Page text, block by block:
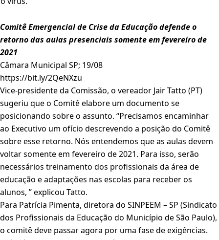
Comitê Emergencial de Crise da Educação defende o
retorno das aulas presenciais somente em fevereiro de
2021
Câmara Municipal SP; 19/08
https://bit.ly/2QeNXzu
Vice-presidente da Comissão, o vereador Jair Tatto (PT)
sugeriu que o Comitê elabore um documento se
posicionando sobre o assunto. “Precisamos encaminhar
ao Executivo um ofício descrevendo a posição do Comitê
sobre esse retorno. Nós entendemos que as aulas devem
voltar somente em fevereiro de 2021. Para isso, serão
necessários treinamento dos profissionais da área de
educação e adaptações nas escolas para receber os
alunos, ” explicou Tatto.
Para Patrícia Pimenta, diretora do SINPEEM – SP (Sindicato
dos Profissionais da Educação do Município de São Paulo),
o comitê deve passar agora por uma fase de exigências.